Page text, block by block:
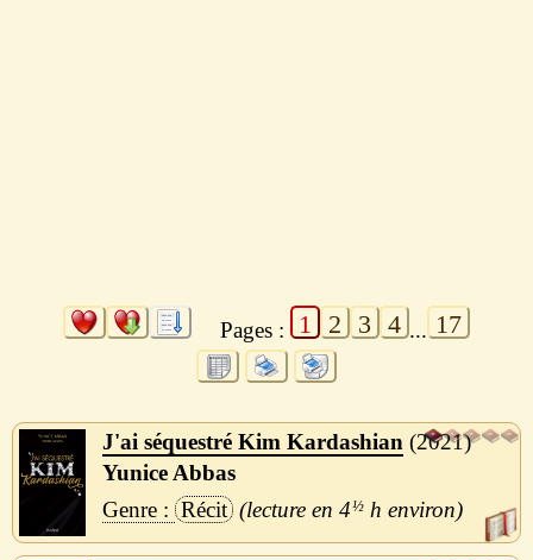
Pages : 1 2 3 4 ... 17
J'ai séquestré Kim Kardashian
2021
Yunice Abbas
Récit
4½ h